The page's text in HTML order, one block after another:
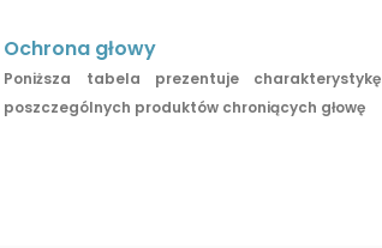
Ochrona głowy
Poniższa tabela prezentuje charakterystykę
poszczególnych produktów chroniących głowę